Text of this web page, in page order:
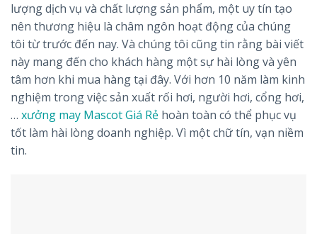
lượng dịch vụ và chất lượng sản phẩm, một uy tín tạo
nên thương hiệu là châm ngôn hoạt động của chúng
tôi từ trước đến nay. Và chúng tôi cũng tin rằng bài viết
này mang đến cho khách hàng một sự hài lòng và yên
tâm hơn khi mua hàng tại đây. Với hơn 10 năm làm kinh
nghiệm trong việc sản xuất rối hơi, người hơi, cổng hơi,
… xưởng may Mascot Giá Rẻ hoàn toàn có thể phục vụ
tốt làm hài lòng doanh nghiệp. Vì một chữ tín, vạn niềm
tin.